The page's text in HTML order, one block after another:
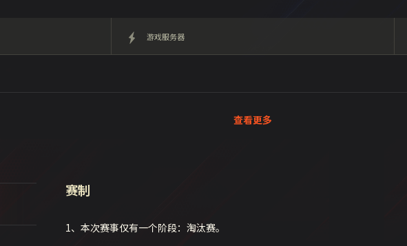
游戏服务器
查看更多
赛制
1、本次赛事仅有一个阶段：淘汰赛。